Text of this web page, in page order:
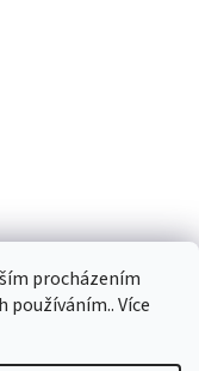
procházením
Více